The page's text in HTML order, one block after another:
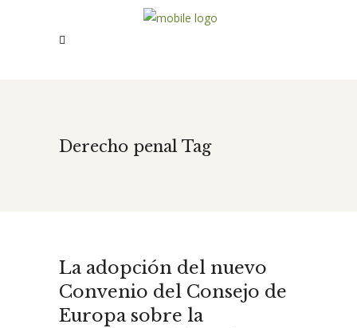
Derecho penal Tag
La adopción del nuevo
Convenio del Consejo de
Europa sobre la